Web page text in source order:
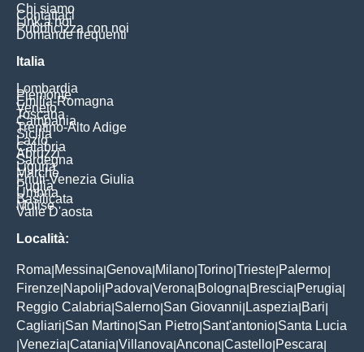
Chi siamo
Contattaci
Link a noi
Pubblicizza con noi
Domande frequenti
Italia
Lombardia
Piemonte
Emilia-Romagna
Veneto
Toscana
Campania
Trentino-Alto Adige
Sicilia
Lazio
Calabria
Abruzzi
Sardegna
Liguria
Marche
Friuli-Venezia Giulia
Puglia
Umbria
Basilicata
Molise
Valle D'aosta
Località:
Roma Messina Genova Milano Torino Trieste Palermo
Firenze Napoli Padova Verona Bologna Brescia Perugia
Reggio Calabria Salerno San Giovanni Laspezia Bari
Cagliari San Martino San Pietro Sant'antonio Santa Lucia
Venezia Catania Villanova Ancona Castello Pescara